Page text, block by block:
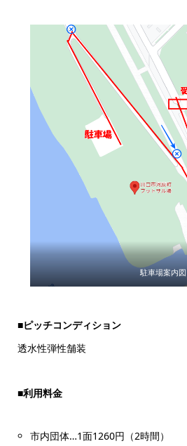
駐車場案内図
■ピッチコンディション
透水性弾性舗装
■利用料金
市内団体…1面1260円（2時間）